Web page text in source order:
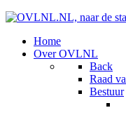
Home
Over OVLNL
Back
Raad
Bestuur